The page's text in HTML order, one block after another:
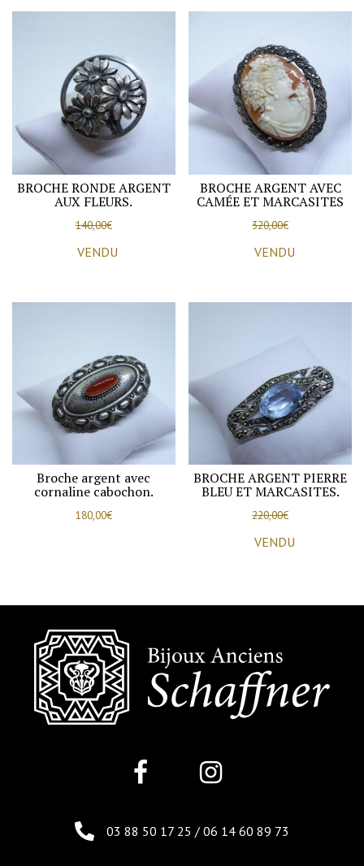
BROCHE RONDE ARGENT
AUX FLEURS.
140,00€
VENDU
BROCHE ARGENT AVEC
CAMÉE ET MARCASITES
320,00€
VENDU
Broche argent avec
cornaline cabochon.
180,00€
BROCHE ARGENT PIERRE
BLEU ET MARCASITES.
220,00€
VENDU
03 88 50 17 25 / 06 14 60 89 73